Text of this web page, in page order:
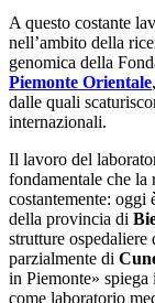
A questo costante
nell’ambito della
genomica della
Piemonte Orientale
dalle quali
internazionali.
Il lavoro del
fondamentale che la
costantemente:
della provincia di
strutture
parzialmente di
in Piemonte» spiega
come laboratorio